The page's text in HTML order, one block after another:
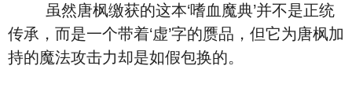
虽然唐枫缴获的这本‘嗜血魔典’并不是正统
传承，而是一个带着‘虚’字的赝品，但它为唐枫加
持的魔法攻击力却是如假包换的。